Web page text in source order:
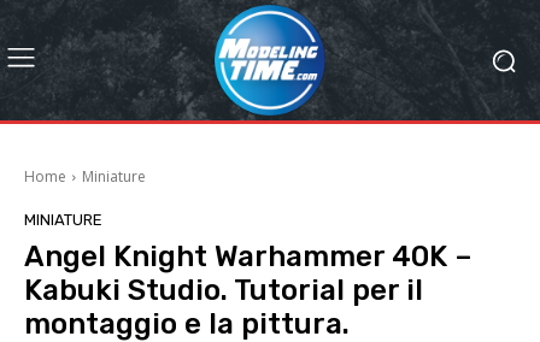
Home Miniature
MINIATURE
Angel Knight Warhammer 40K –
Kabuki Studio. Tutorial per il
montaggio e la pittura.